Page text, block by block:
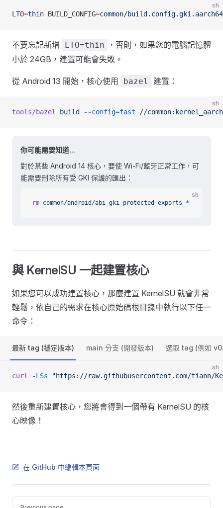
sh
LTO=thin BUILD_CONFIG=common/build.config.gki.aarch64
不要忘記新增 LTO=thin
，否則，如果您的電腦記憶體
小於 24GB，建置可能會失敗。
從 Android 13 開始，核心使用 bazel 建置：
sh
tools/bazel build --config=fast //
你可能需要知道...
對於某些 Android 14 核心，要使 Wi-Fi/藍牙正常工作，可
能需要刪除所有受 GKI 保護的匯出：
sh
rm common/android/abi_gki_protected_exports_ *
與 KernelSU 一起建置核心
如果您可以成功建置核心，那麼建置 KernelSU 就會非常
輕鬆，依自己的需求在核心原始碼根目錄中執行以下任一
命令：
最新 tag (穩定版本) main 分支 (開發版本) 選取 tag (例如
sh
curl -LSs "https://raw.githubusercontent.com/tiann/
然後重新建置核心，您將會得到一個帶有 KernelSU 的核
心映像！
在 GitHub 中編輯本頁面
Pager